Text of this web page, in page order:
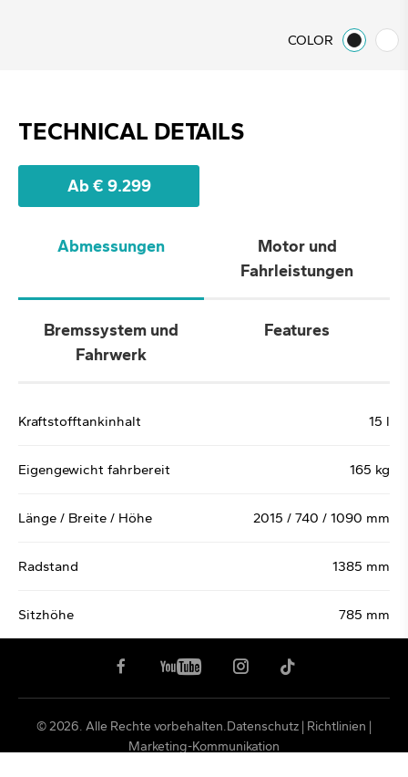
COLOR
TECHNICAL DETAILS
Ab € 9.299
Abmessungen
Motor und
Fahrleistungen
Bremssystem und
Fahrwerk
Features
Kraftstofftankinhalt 15 l
Eigengewicht fahrbereit 165 kg
Länge / Breite / Höhe 2015 / 740 / 1090 mm
Radstand 1385 mm
Sitzhöhe 785 mm
© 2026. Alle Rechte vorbehalten.Datenschutz | Richtlinien |
Marketing-Kommunikation